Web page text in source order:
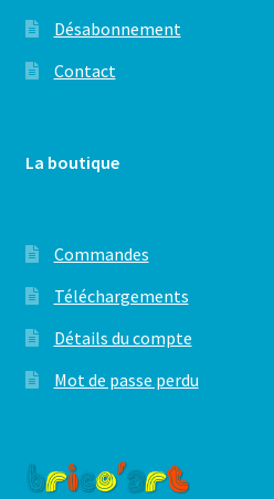
Désabonnement
Contact
La boutique
Commandes
Téléchargements
Détails du compte
Mot de passe perdu